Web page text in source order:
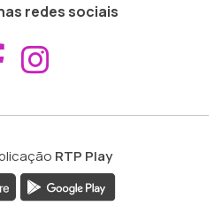
redes sociais
Aceder ao
RTP Play